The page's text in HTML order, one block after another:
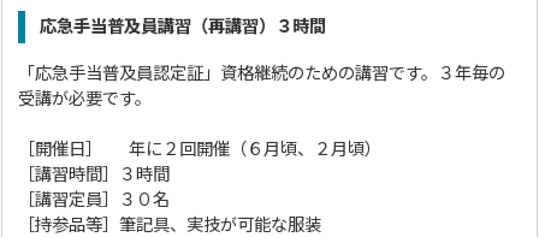
応急手当普及員講習（再講習）３時間
「応急手当普及員認定証」資格継続のための講習です。３年毎の
受講が必要です。
［開催日］ 年に２回開催（６月頃、２月頃）
［講習時間］３時間
［講習定員］３０名
［持参品等］筆記具、実技が可能な服装